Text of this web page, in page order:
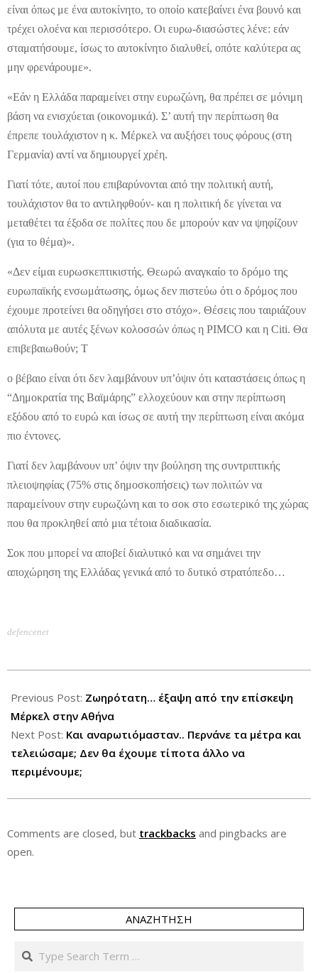
είναι όπως με ένα αυτοκίνητο, το οποίο κατεβαίνει ένα βουνό και
τρέχει ολοένα και περισσότερο. Οι ευρω-διασώστες λένε: εάν
σταματήσουμε, ίσως το αυτοκίνητο διαλυθεί, οπότε καλύτερα ας
μην φρενάρουμε».
«Εάν η Ελλάδα παραμείνει στην ευρωζώνη, θα πρέπει σε μόνιμη
βάση να ενισχύεται (οικονομικά). Σ’ αυτή την περίπτωση θα
έπρεπε τουλάχιστον η κ. Μέρκελ να αυξήσει τους φόρους (στη
Γερμανία) αντί να δημιουργεί χρέη.
Γιατί τότε, αυτοί που επιβαρύνονται από την πολιτική αυτή,
τουλάχιστον θα το αντιληφθούν- και η πολιτική δε γίνεται να
μεταθέτει τα έξοδα σε πολίτες που δε μπορούν καν να ψηφίζουν
(για το θέμα)».
«Δεν είμαι ευρωσκεπτικιστής. Θεωρώ αναγκαίο το δρόμο της
ευρωπαϊκής ενσωμάτωσης, όμως δεν πιστεύω ότι ο δρόμος που
έχουμε προτείνει θα οδηγήσει στο στόχο». Θέσεις που ταιριάζουν
απόλυτα με αυτές ξένων κολοσσών όπως η PIMCO και η Citi. Θα
επιβεβαιωθούν; Τ
ο βέβαιο είναι ότι δεν λαμβάνουν υπ’όψιν ότι καταστάσεις όπως η
“Δημοκρατία της Βαϊμάρης” ελλοχεύουν και στην περίπτωση
εξόδου από το ευρώ και ίσως σε αυτή την περίπτωση είναι ακόμα
πιο έντονες.
Γιατί δεν λαμβάνουν υπ’ όψιν την βούληση της συντριπτικής
πλειοψηφίας (75% στις δημοσκοπήσεις) των πολιτών να
παραμείνουν στην ευρωζώνη και το σοκ στο εσωτερικό της χώρας
που θα προκληθεί από μια τέτοια διαδικασία.
Σοκ που μπορεί να αποβεί διαλυτικό και να σημάνει την
αποχώρηση της Ελλάδας γενικά από το δυτικό στρατόπεδο…
defencenet
10-
08
Previous Post: Zωηρότατη… έξαψη από την επίσκεψη
Μέρκελ στην Αθήνα
Next Post: Και αναρωτιόμασταν.. Περνάνε τα μέτρα και
τελειώσαμε; Δεν θα έχουμε τίποτα άλλο να
περιμένουμε;
Comments are closed, but trackbacks and pingbacks are
open.
ΑΝΑΖΉΤΗΣΗ
Search